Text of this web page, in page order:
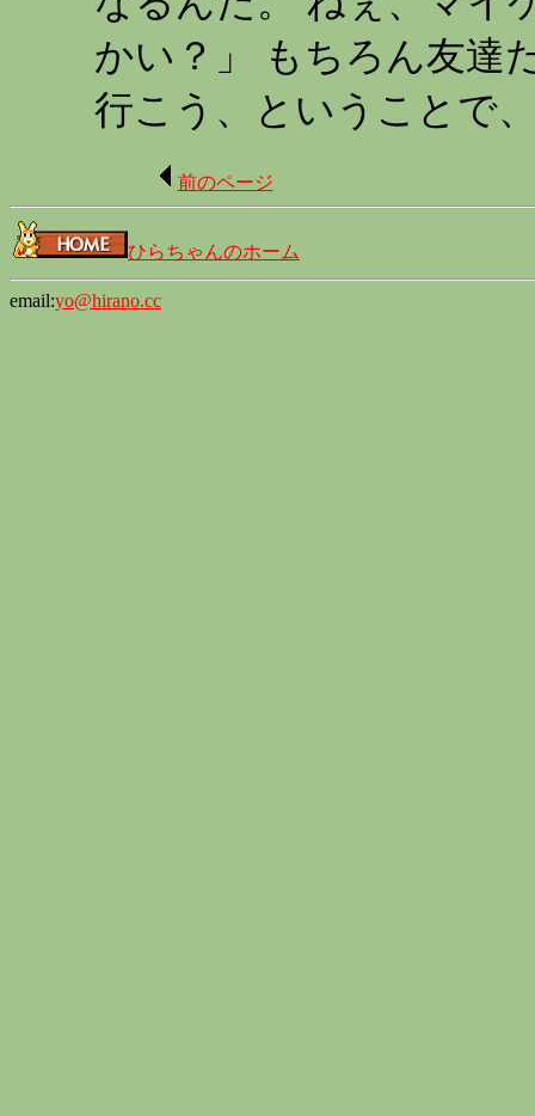
かい？」 もちろん友達
行こう、ということで
前のページ
ひらちゃんのホーム
email:yo@hirano.cc